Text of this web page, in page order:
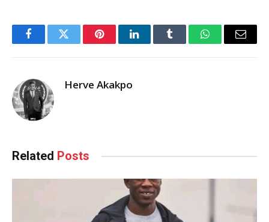
FacebookTwitter PinterestLinkedInTumblr WhatsAppEmail
Herve Akakpo
Related Posts